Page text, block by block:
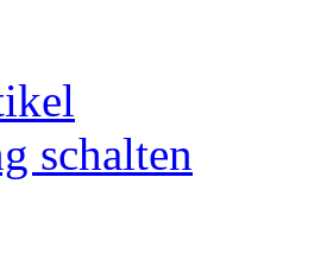
schalten